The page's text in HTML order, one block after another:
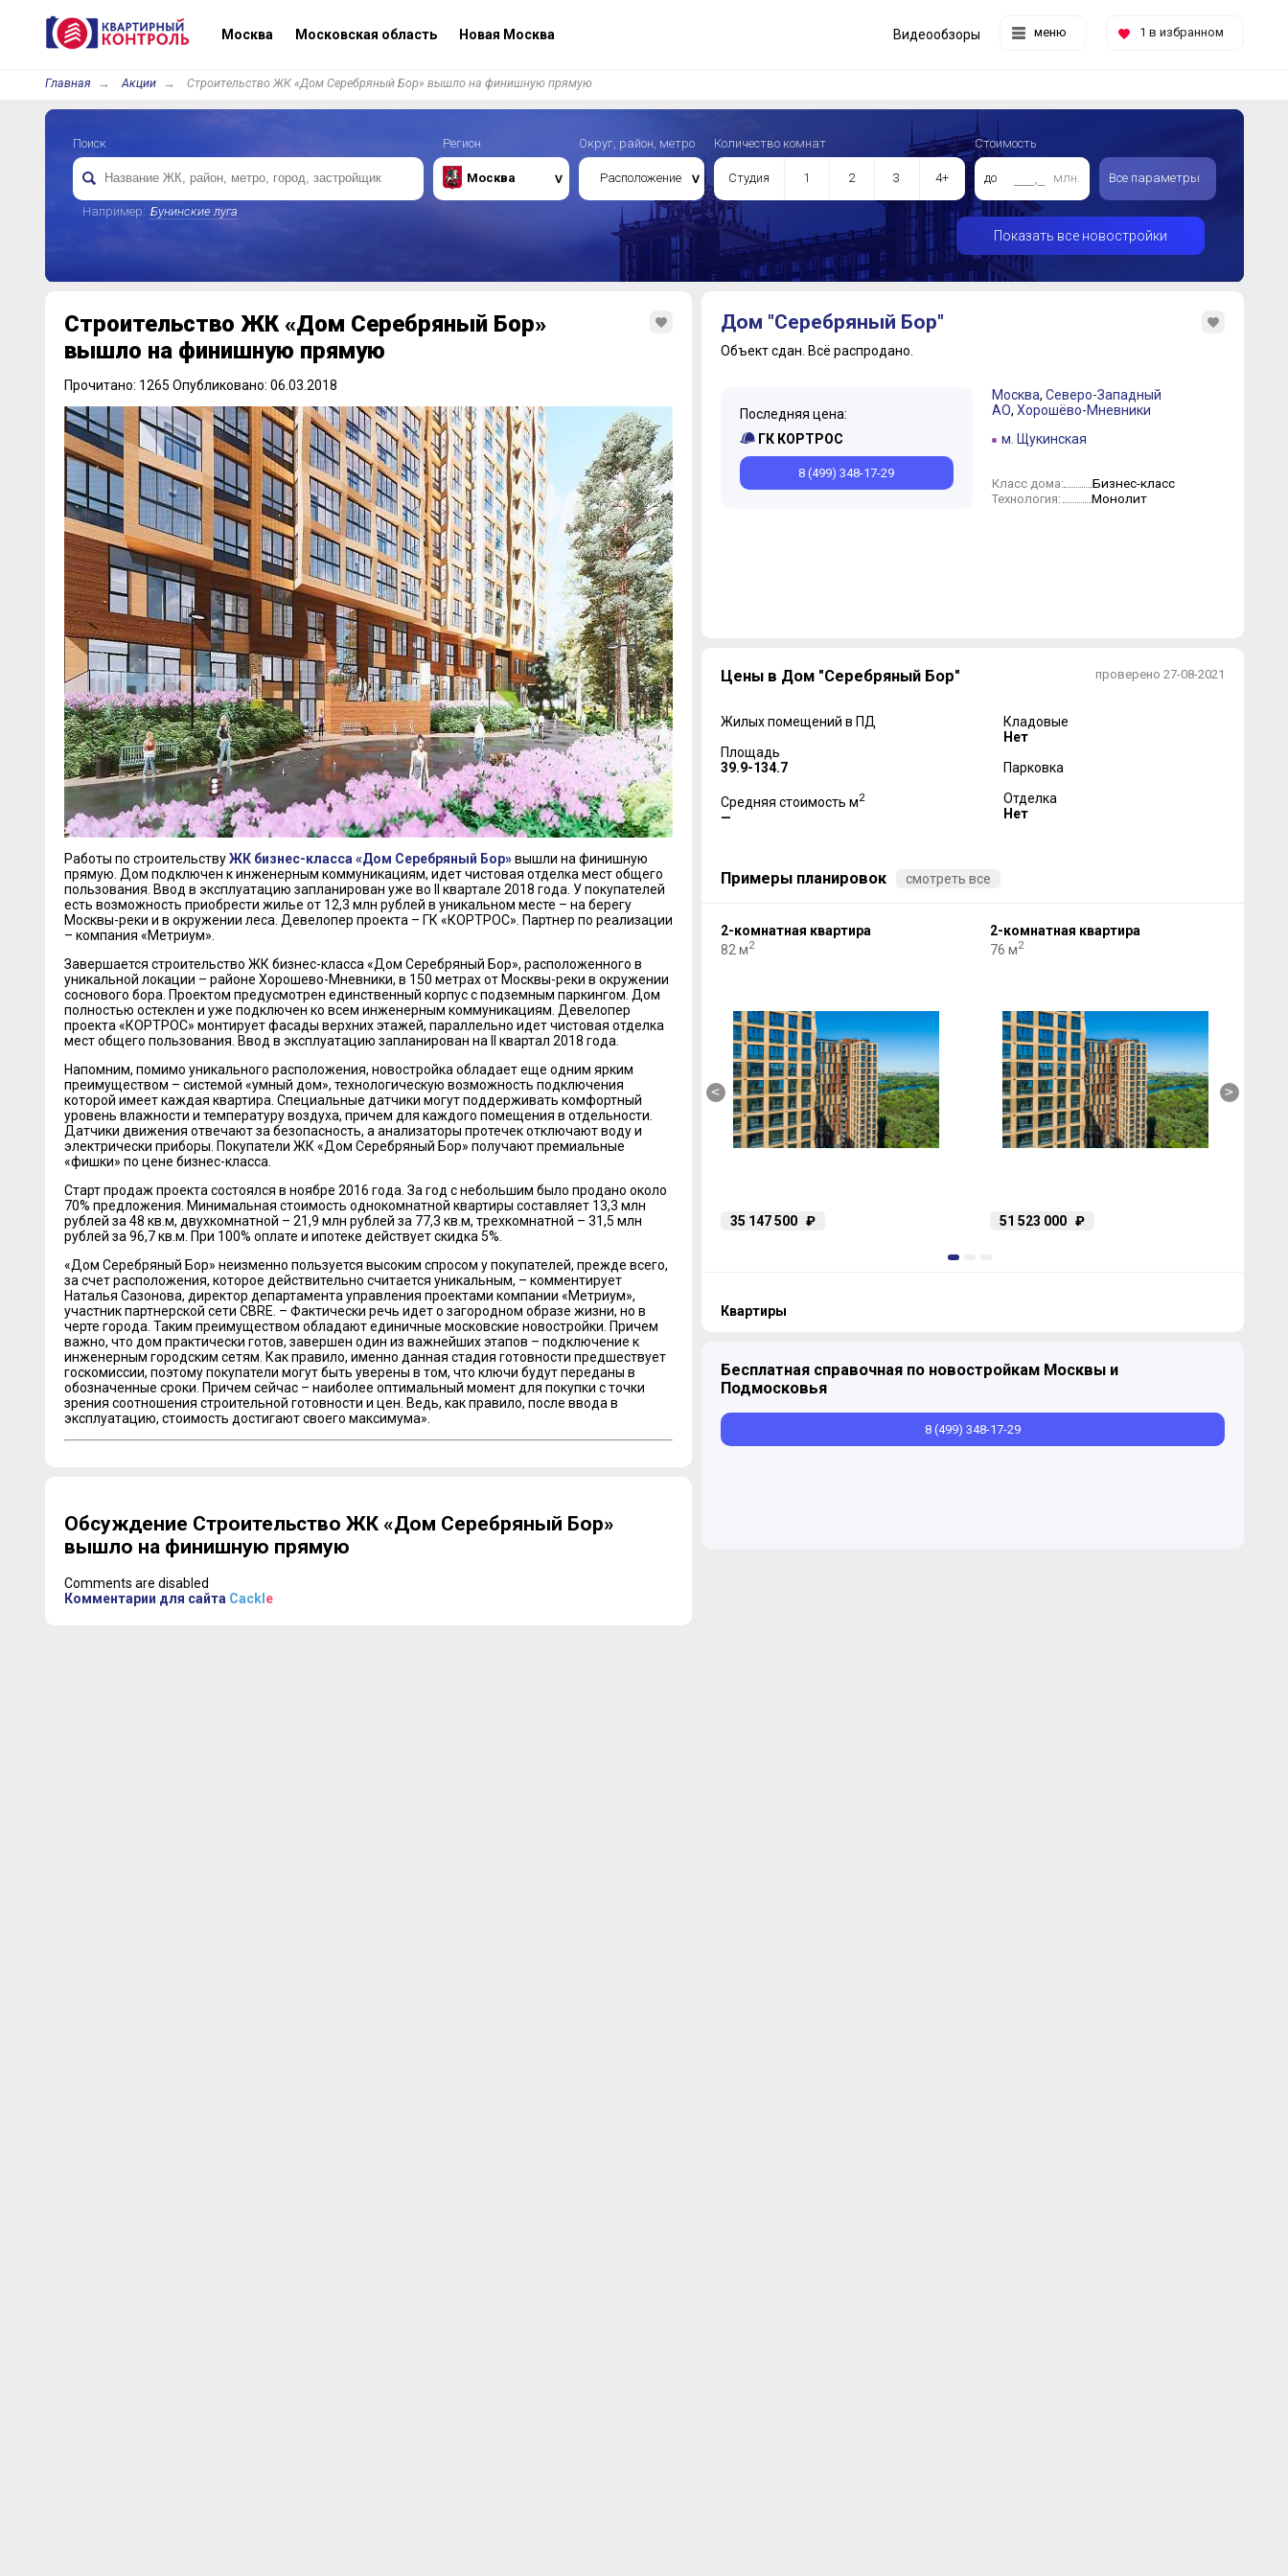
Москва Московская область Новая Москва меню 1 в избранном
Видеообзоры
Главная Акции Строительство ЖК «Дом Серебряный Бор» вышло на финишную прямую
Поиск
Например: Бунинские луга
Регион
Москва
Округ, район, метро
Расположение
Количество комнат
Студия 1 2 3 4+
Стоимость
до млн. Все параметры
Показать все новостройки
Строительство ЖК «Дом Серебряный Бор»
вышло на финишную прямую
Прочитано: 1265 Опубликовано: 06.03.2018
Работы по строительствуЖК бизнес-класса «Дом Серебряный Бор»вышли на финишную
прямую. Дом подключен к инженерным коммуникациям, идет чистовая отделка мест общего
пользования. Ввод в эксплуатацию запланирован уже во II квартале 2018 года. У покупателей
есть возможность приобрести жилье от 12,3 млн рублей в уникальном месте – на берегу
Москвы-реки и в окружении леса. Девелопер проекта – ГК «КОРТРОС». Партнер по реализации
– компания «Метриум».
Завершается строительство ЖК бизнес-класса «Дом Серебряный Бор», расположенного в
уникальной локации – районе Хорошево-Мневники, в 150 метрах от Москвы-реки в окружении
соснового бора. Проектом предусмотрен единственный корпус с подземным паркингом. Дом
полностью остеклен и уже подключен ко всем инженерным коммуникациям. Девелопер
проекта «КОРТРОС» монтирует фасады верхних этажей, параллельно идет чистовая отделка
мест общего пользования. Ввод в эксплуатацию запланирован на II квартал 2018 года.
Напомним, помимо уникального расположения, новостройка обладает еще одним ярким
преимуществом – системой «умный дом», технологическую возможность подключения
которой имеет каждая квартира. Специальные датчики могут поддерживать комфортный
уровень влажности и температуру воздуха, причем для каждого помещения в отдельности.
Датчики движения отвечают за безопасность, а анализаторы протечек отключают воду и
электрически приборы. Покупатели ЖК «Дом Серебряный Бор» получают премиальные
«фишки» по цене бизнес-класса.
Старт продаж проекта состоялся в ноябре 2016 года. За год с небольшим было продано около
70% предложения. Минимальная стоимость однокомнатной квартиры составляет 13,3 млн
рублей за 48 кв.м, двухкомнатной – 21,9 млн рублей за 77,3 кв.м, трехкомнатной – 31,5 млн
рублей за 96,7 кв.м. При 100% оплате и ипотеке действует скидка 5%.
«Дом Серебряный Бор» неизменно пользуется высоким спросом у покупателей, прежде всего,
за счет расположения, которое действительно считается уникальным, – комментирует
Наталья Сазонова, директор департамента управления проектами компании «Метриум»,
участник партнерской сети CBRE. – Фактически речь идет о загородном образе жизни, но в
черте города. Таким преимуществом обладают единичные московские новостройки. Причем
важно, что дом практически готов, завершен один из важнейших этапов – подключение к
инженерным городским сетям. Как правило, именно данная стадия готовности предшествует
госкомиссии, поэтому покупатели могут быть уверены в том, что ключи будут переданы в
обозначенные сроки. Причем сейчас – наиболее оптимальный момент для покупки с точки
зрения соотношения строительной готовности и цен. Ведь, как правило, после ввода в
эксплуатацию, стоимость достигают своего максимума».
Обсуждение Строительство ЖК «Дом Серебряный Бор»
вышло на финишную прямую
Comments are disabled
Комментарии для сайта Cackl e
Дом "Серебряный Бор"
Объект сдан. Всё распродано.
Последняя цена:
ГК КОРТРОС
8 (499) 348-17-29
Москва, Северо-Западный
АО, Хорошёво-Мневники
м. Щукинская
Класс дома: Бизнес-класс
Технология: Монолит
проверено 27-08-2021
Цены в Дом "Серебряный Бор"
Жилых помещений в ПД
Площадь
39.9-134.7
Средняя стоимость м2
—
Кладовые
Нет
Парковка
Отделка
Нет
Примеры планировок смотреть все
<
2-комнатная квартира
36 990 000₽
2-комнатная квартира
82 м2
35 147 500 ₽
2-комнатная квартира
76 м2
51 523 000 ₽
>
1
Квартиры
1-комнатная
Уточнить наличие 39,9-39,9 м
Бесплатная справочная по новостройкам Москвы и
Подмосковья
8 (499) 348-17-29